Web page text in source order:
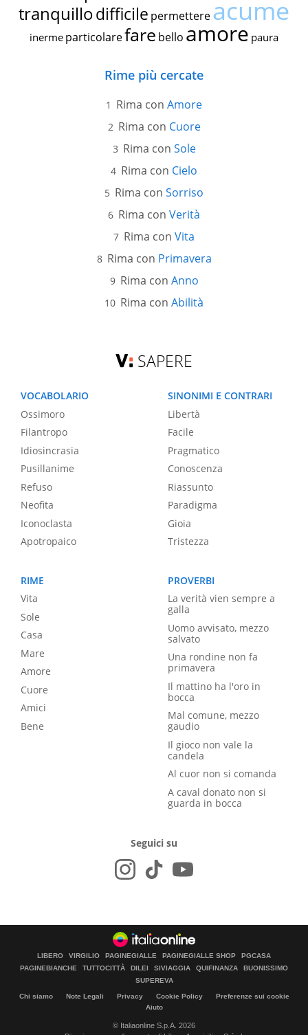
tranquillodifficile permettereacume
inerme particolarefare bello amore paura
Rime più cercate
Rima con Amore
Rima con Cuore
Rima con Sole
Rima con Cielo
Rima con Sorriso
Rima con Verità
Rima con Vita
Rima con Primavera
Rima con Anno
Rima con Abilità
SAPERE
VOCABOLARIO
Ossimoro
Filantropo
Idiosincrasia
Pusillanime
Refuso
Neofita
Iconoclasta
Apotropaico
SINONIMI E CONTRARI
Libertà
Facile
Pragmatico
Conoscenza
Riassunto
Paradigma
Gioia
Tristezza
RIME
Vita
Sole
Casa
Mare
Amore
Cuore
Amici
Bene
PROVERBI
La verità vien sempre a
galla
Uomo avvisato, mezzo
salvato
Una rondine non fa
primavera
Il mattino ha l'oro in
bocca
Mal comune, mezzo
gaudio
Il gioco non vale la
candela
Al cuor non si comanda
A caval donato non si
guarda in bocca
Seguici su
LIBERO VIRGILIO PAGINEGIALLE PAGINEGIALLE SHOP
PGCASA
PAGINEBIANCHE
TUTTOCITTÀ DILEI SIVIAGGIA QUIFINANZA
BUONISSIMO
SUPEREVA
Chi siamo Note Legali Privacy Cookie Policy
Preferenze sui cookie
Aiuto
© Italiaonline S.p.A. 2026